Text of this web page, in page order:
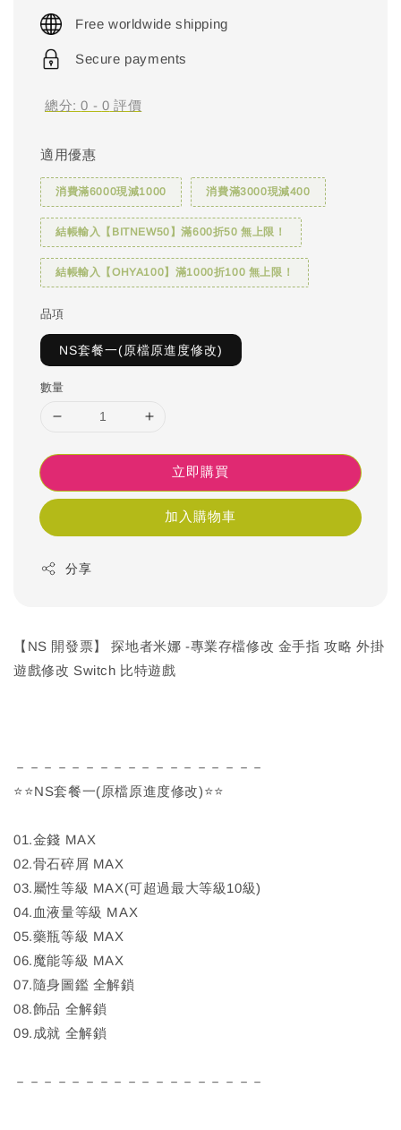
price
Free worldwide shipping
Secure payments
總分:0 - 0 評價
適用優惠
消費滿6000現減1000 消費滿3000現減400
結帳輸入【BITNEW50】滿600折50 無上限！
結帳輸入【OHYA100】滿1000折100 無上限！
品項
NS套餐一(原檔原進度修改)
數量
立即購買
加入購物車
分享
【NS 開發票】 探地者米娜 -專業存檔修改 金手指 攻略 外掛
遊戲修改 Switch 比特遊戲
－－－－－－－－－－－－－－－－－－
⭐⭐NS套餐一(原檔原進度修改)⭐⭐
01.金錢 MAX
02.骨石碎屑 MAX
03.屬性等級 MAX(可超過最大等級10級)
04.血液量等級 MAX
05.藥瓶等級 MAX
06.魔能等級 MAX
07.隨身圖鑑 全解鎖
08.飾品 全解鎖
09.成就 全解鎖
－－－－－－－－－－－－－－－－－－